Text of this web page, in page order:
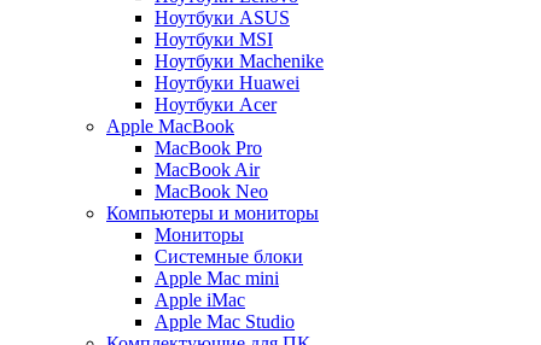
Ноутбуки ASUS
Ноутбуки MSI
Ноутбуки Machenike
Ноутбуки Huawei
Ноутбуки Acer
Apple MacBook
MacBook Pro
MacBook Air
MacBook Neo
Компьютеры и мониторы
Мониторы
Системные блоки
Apple Mac mini
Apple iMac
Apple Mac Studio